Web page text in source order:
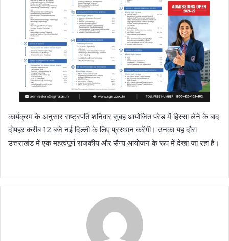
कार्यक्रम के अनुसार राष्ट्रपति शनिवार सुबह आयोजित परेड में हिस्सा लेने के बाद
दोपहर करीब 12 बजे नई दिल्ली के लिए प्रस्थान करेंगी। उनका यह दौरा
उत्तराखंड में एक महत्वपूर्ण राजकीय और सैन्य आयोजन के रूप में देखा जा रहा है।